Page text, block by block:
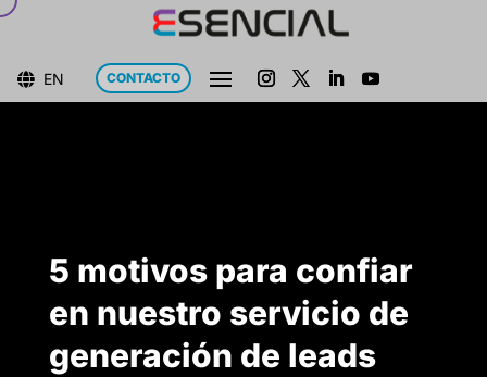
 EN CONTACTO
5 motivos para confiar
en nuestro servicio de
generación de leads